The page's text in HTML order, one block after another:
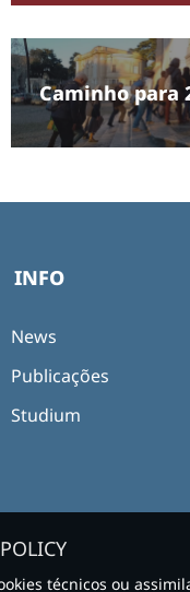
Caminho para
INFO
News
Publicações
Studium
técnicos ou